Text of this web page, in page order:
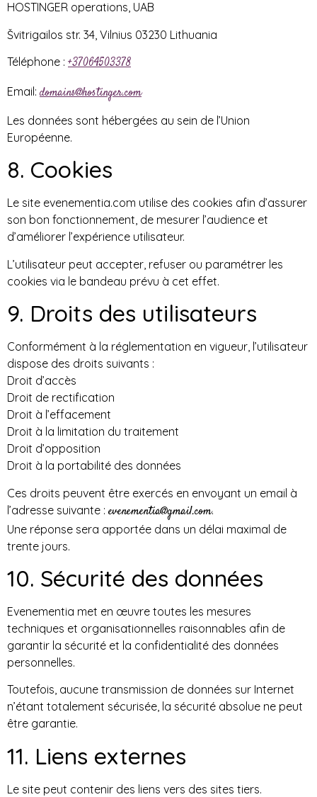
HOSTINGER operations, UAB
Švitrigailos str. 34, Vilnius 03230 Lithuania
Téléphone : +37064503378
Email: domains@hostinger.com
Les données sont hébergées au sein de l’Union
Européenne.
8. Cookies
Le site evenementia.com utilise des cookies afin d’assurer
son bon fonctionnement, de mesurer l’audience et
d’améliorer l’expérience utilisateur.
L’utilisateur peut accepter, refuser ou paramétrer les
cookies via le bandeau prévu à cet effet.
9. Droits des utilisateurs
Conformément à la réglementation en vigueur, l’utilisateur
dispose des droits suivants :
Droit d’accès
Droit de rectification
Droit à l’effacement
Droit à la limitation du traitement
Droit d’opposition
Droit à la portabilité des données
Ces droits peuvent être exercés en envoyant un email à
l’adresse suivante : evenementia@gmail.com.
Une réponse sera apportée dans un délai maximal de
trente jours.
10. Sécurité des données
Evenementia met en œuvre toutes les mesures
techniques et organisationnelles raisonnables afin de
garantir la sécurité et la confidentialité des données
personnelles.
Toutefois, aucune transmission de données sur Internet
n’étant totalement sécurisée, la sécurité absolue ne peut
être garantie.
11. Liens externes
Le site peut contenir des liens vers des sites tiers.